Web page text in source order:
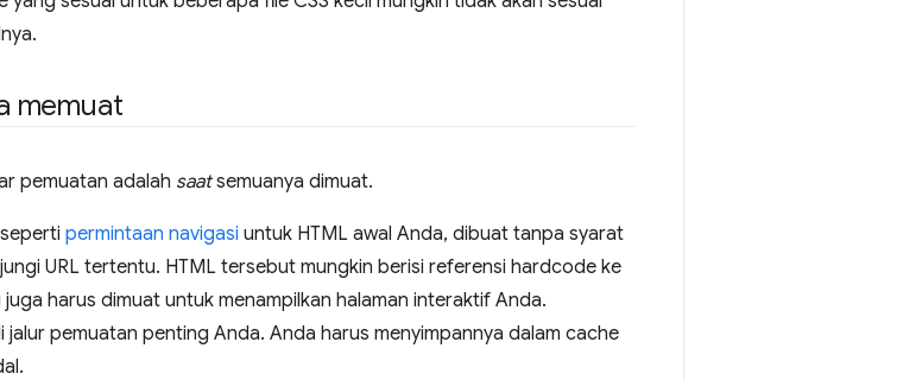
memuat
pemuatan adalah saatsemuanya dimuat.
permintaan navigasi untuk HTML awal Anda, dibuat tanpa syarat
URL tertentu. HTML tersebut mungkin berisi referensi hardcode ke
harus dimuat untuk menampilkan halaman interaktif Anda.
jalur pemuatan penting Anda. Anda harus menyimpannya dalam cache